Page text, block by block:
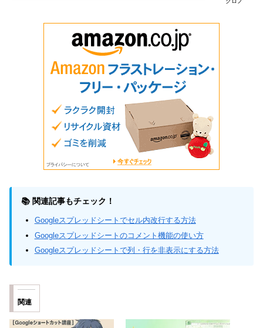
📚 関連記事もチェック！
Googleスプレッドシートでセル内改行する方法
Googleスプレッドシートのコメント機能の使い方
Googleスプレッドシートで列・行を非表示にする方法
関連